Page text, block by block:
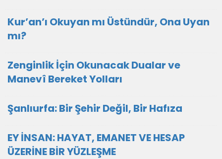
Kur’an’ı Okuyan mı Üstündür, Ona Uyan
mı?
Zenginlik İçin Okunacak Dualar ve
Manevî Bereket Yolları
Şanlıurfa: Bir Şehir Değil, Bir Hafıza
EY İNSAN: HAYAT, EMANET VE HESAP
ÜZERİNE BİR YÜZLEŞME